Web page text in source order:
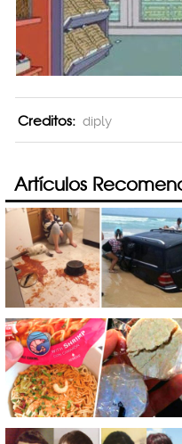
Creditos: diply
Artículos